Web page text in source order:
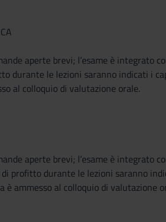
aperte brevi; l’esame è integrato
durante le lezioni saranno indicati i
al colloquio di valutazione orale.
aperte brevi; l’esame è integrato
di profitto durante le lezioni saranno
ammesso al colloquio di valutazione